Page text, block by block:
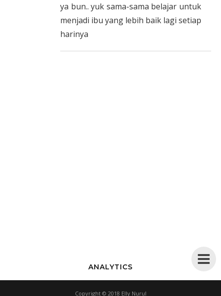
ya bun.. yuk sama-sama belajar untuk
menjadi ibu yang lebih baik lagi setiap
harinya
ANALYTICS
Copyright © 2018 Elly Nurul